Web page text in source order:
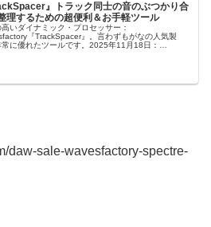
』トラック同士の音のぶつかり合
理するための超便利＆お手軽ツール
いダイナミック・プロセッサー：
『TrackSpacer』。言わずもがなの人気製
常に優れたツールです。2025年11月18日：
daw-sale-wavesfactory-spectre-